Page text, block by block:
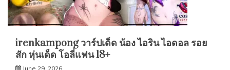
irenkampong วาร์ปเด็ด น้อง ไอริน ไอดอล รอย
สัก หุ่นเด็ด โอลี่แฟน 18+
June 29, 2026